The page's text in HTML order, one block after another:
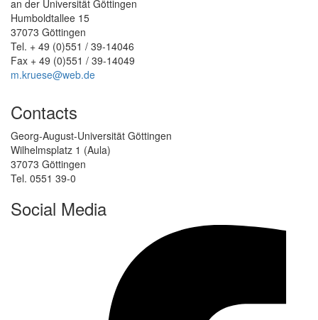
an der Universität Göttingen
Humboldtallee 15
37073 Göttingen
Tel. + 49 (0)551 / 39-14046
Fax + 49 (0)551 / 39-14049
m.kruese@web.de
Contacts
Georg-August-Universität Göttingen
Wilhelmsplatz 1 (Aula)
37073 Göttingen
Tel. 0551 39-0
Social Media